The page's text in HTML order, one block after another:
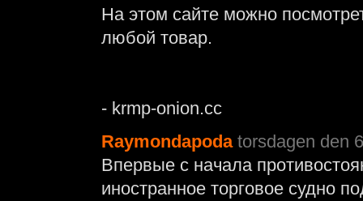
На этом сайте можно
любой товар.
- krmp-onion.cc
Raymondapoda torsdagen den
Впервые с начала
иностранное торговое судно